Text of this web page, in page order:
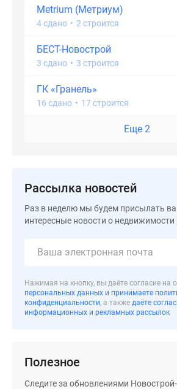
Metrium (Метриум)
4 сдано • 2 строится
БЕСТ-Новострой
3 сдано • 3 строится
ГК «Гранель»
16 сдано • 17 строится
Еще 2
Рассылка новостей
Раз в неделю мы будем присылать
интересные новости о недвижимости
Нажимая на кнопку, вы даёте согласие на
персональных данных и принимаете
конфиденциальности , а также даёте
информационных и рекламных рассылок
Полезное
Следите за обновлениями